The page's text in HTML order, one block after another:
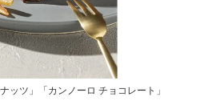
ッツ」「カンノーロ チョコレート」